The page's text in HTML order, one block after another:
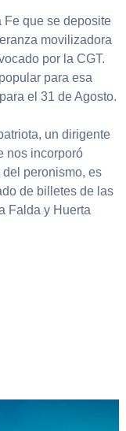
Fe que se deposite
movilizadora
por la CGT.
para esa
el 31 de Agosto.
un dirigente
nos incorporó
peronismo, es
de billetes de las
Falda y Huerta